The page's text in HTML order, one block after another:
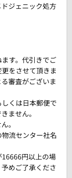
ジェニック処方
す。代引きでご
をさせて頂きま
審査がございま
くは日本郵便で
ません。
。
流センター社名
円以上の場
めご了承くださ